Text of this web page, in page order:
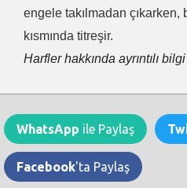
engele takılmadan çıkarken,
kısmında titreşir.
Harfler hakkında ayrıntılı
WhatsApp ile Paylaş
Facebook'ta Paylaş